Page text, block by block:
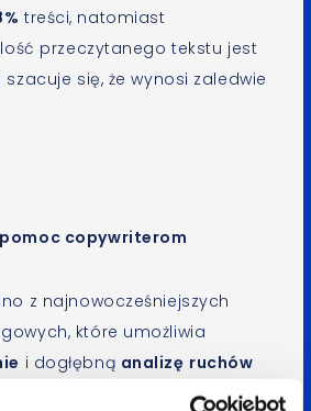
treści, natomiast
przeczytanego tekstu jest
się, że wynosi zaledwie
copywriterom
z najnowocześniejszych
które umożliwia
i dogłębną analizę ruchów
podczas przeglądania strony